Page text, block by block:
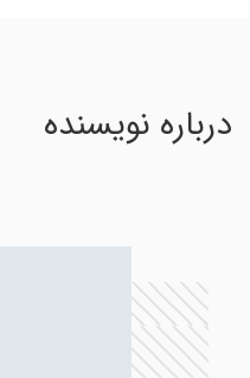
درباره نویسنده